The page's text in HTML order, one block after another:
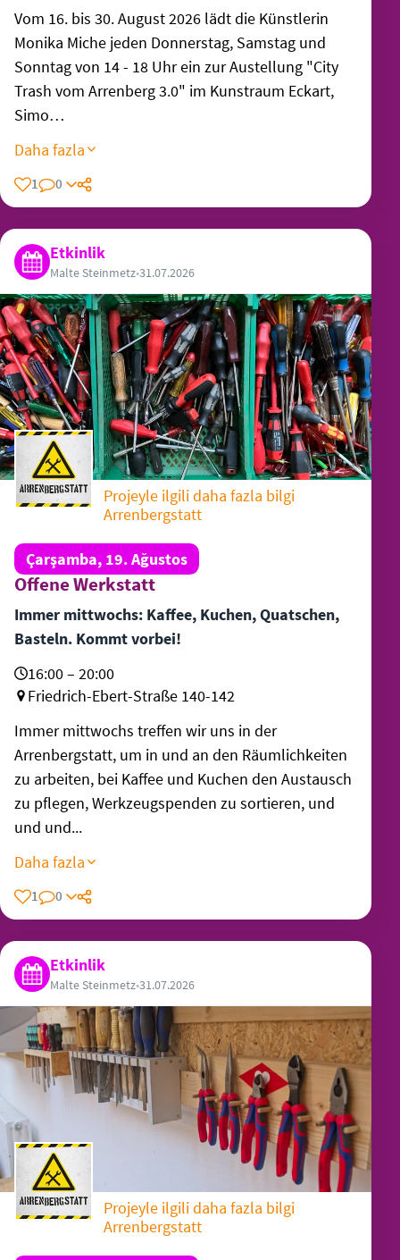
Vom 16. bis 30. August 2026 lädt die Künstlerin
Monika Miche jeden Donnerstag, Samstag und
Sonntag von 14 - 18 Uhr ein zur Austellung "City
Trash vom Arrenberg 3.0" im Kunstraum Eckart,
Simo…
Daha fazla
1 0
Etkinlik
Malte Steinmetz•31.07.2026
Projeyle ilgili daha fazla bilgi
Arrenbergstatt
Çarşamba, 19. Ağustos
Offene Werkstatt
Immer mittwochs: Kaffee, Kuchen, Quatschen,
Basteln. Kommt vorbei!
16:00 – 20:00
Friedrich-Ebert-Straße 140-142
Immer mittwochs treffen wir uns in der
Arrenbergstatt, um in und an den Räumlichkeiten
zu arbeiten, bei Kaffee und Kuchen den Austausch
zu pflegen, Werkzeugspenden zu sortieren, und
und und...
Daha fazla
1 0
Etkinlik
Malte Steinmetz•31.07.2026
Projeyle ilgili daha fazla bilgi
Arrenbergstatt